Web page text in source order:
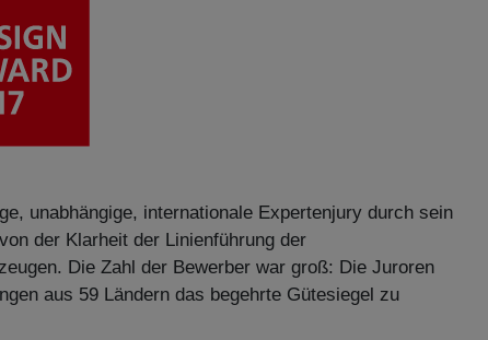
unabhängige, internationale Expertenjury durch sein
der Klarheit der Linienführung der
Die Zahl der Bewerber war groß: Die Juroren
aus 59 Ländern das begehrte Gütesiegel zu